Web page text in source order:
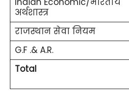
अर्थशास्त्र
राजस्थान सेवा नियम
G.F .& A.R.
Total